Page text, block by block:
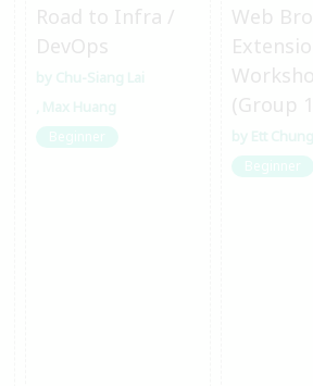
Road to Infra /
DevOps
Chu-Siang Lai
Max Huang
Beginner
Web
(Group
Ett Chung
Beginner